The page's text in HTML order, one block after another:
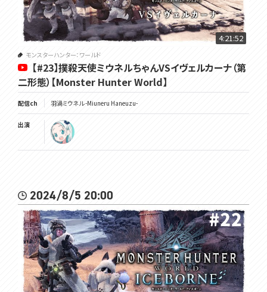
4:21:52
モンスターハンター：ワールド
【#23】撲殺天使ミウネルちゃんVSイヴェルカーナ（第
二形態）【Monster Hunter World】
配信ch 羽渦ミウネル -Miuneru Haneuzu-
出演
2024/8/5 20:00